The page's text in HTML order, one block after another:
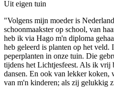
Uit eigen tuin
"Volgens mijn moeder is
schoonmaakster op school, van
heb ik via Hago m'n diploma
heb geleerd is planten op het veld.
peperplanten in onze tuin. Die
tijdens het Lichtjesfeest. Als ik vrij
dansen. En ook van lekker koken,
van m'n kinderen; als zij gelukkig